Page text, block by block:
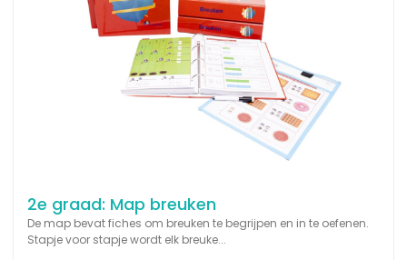
2e graad: Map breuken
De map bevat fiches om breuken te begrijpen en in te oefenen.
Stapje voor stapje wordt elk breuke...